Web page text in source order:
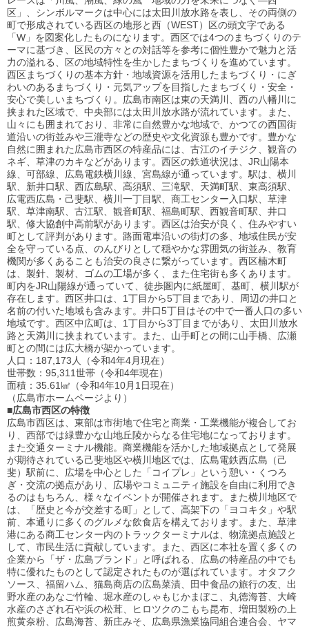
区」、シンボルマークは中心には太田川放水路を表し、その両側の
町で形成されている西区の地形と西（WEST）区の頭文字である
「W」を図案化したものになります。西区では4つのまちづくりのテ
ーマに基づき、区民の方々との対話等を参考に個性豊かで魅力と活
力の溢れる、区の地域特性を生かしたまちづくりを進めています。
西区まちづくりの基本方針・地域資源を活用したまちづくり・にぎ
わいのあるまちづくり・元気アップを目指したまちづくり・安全・
安心で美しいまちづくり。広島市南区は東の天満川、西の八幡川に
挟まれた区域で、中央部には太田川放水路が流れています。また、
山々にも囲まれており、非常に自然豊かな地域で、かつての西国街
道沿いの街並みや三瀧寺などの歴史や文化資源も豊かです。豊かな
自然に囲まれた広島市西区の特産品には、古江のイチジク、観音の
ネギ、草津のカキなどがあります。西区の鉄道状況は、JR山陽本
線、可部線、広島電鉄横川線、宮島線が通っています。駅は、横川
駅、新井口駅、西広島駅、高須駅、三滝駅、天満町駅、東高須駅、
広電西広島・己斐駅、横川一丁目駅、商工センター入口駅、草津
駅、草津南駅、古江駅、観音町駅、福島町駅、西観音町駅、井口
駅、修大協創中高前駅があります。西区は治安が良く、住みやすい
町として評判があります。路面電車沿いの街灯の多、地域住民が安
全を守っている点、のんびりとして穏やかな雰囲気の街並み、教育
機関が多くあることも治安の良さに繋がっています。西区楠木町
は、製針、製材、ゴムの工場が多く、また住宅街も多くあります。
町内をJR山陽線が通っていて、徒歩圏内に紙屋町、基町、横川駅が
存在します。西区井口は、1丁目から5丁目まであり、周辺の井口と
名前の付いた地域も含みます。井口5丁目はその中で一番人口の多い
地域です。西区中広町は、1丁目から3丁目までがあり、太田川放水
路と天満川に挟まれています。また、山手町との間に山手橋、広瀬
町との間には広大橋が架かっています。
人口：187,173人（令和4年4月現在）
世帯数：95,311世帯（令和4年現在）
面積：35.61㎢（令和4年10月1日現在）
（広島市ホームページより）
■広島市西区の特徴
広島市西区は、東部は市街地で住宅と商業・工業機能が複合してお
り、西部では緑豊かな山地丘陵からなる住宅地になっております。
また交通ターミナル機能。商業機能を活かした地域拠点として発展
が期待されている己斐地区や横川地区では、広島電鉄西広島（己
斐）駅前に、広場を中心とした「コイプレ」という憩い・くつろ
ぎ・交流の拠点があり、広場やコミュニティ施設を自由に利用でき
るのはもちろん、様々なイベントが開催されます。また横川地区で
は、「歴史と今が交差する町」として、高架下の「ヨコキタ」や駅
前、本通りに多くのグルメな飲食店を構えております。また、草津
港にある商工センター内のトラックターミナルは、物流拠点施設と
して、市民生活に貢献しています。また、西区に本社を置く多くの
企業から「ザ・広島ブランド」と呼ばれる、広島の特産品の中でも
特に優れたものとして認定されたものが選ばれています。オタフク
ソース、福留ハム、猫島商店の広島菜漬、田中食品の旅行の友、出
野水産のあなご竹輪、堀水産のしゃもじかまぼこ、丸徳海苔、大崎
水産のさざれ石や浜の松茸、ヒロツクのこもち昆布、増田製粉の上
煎黄奈粉、広島海苔、新庄みそ、広島県漁業協同組合連合会、ヤマ